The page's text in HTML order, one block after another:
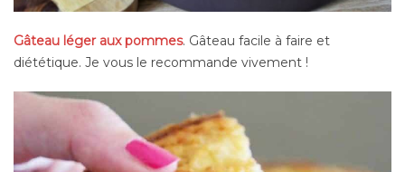
Gâteau léger aux pommes. Gâteau facile à faire et
diététique. Je vous le recommande vivement !